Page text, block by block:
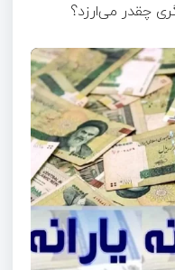
چقدر می‌ارزد؟